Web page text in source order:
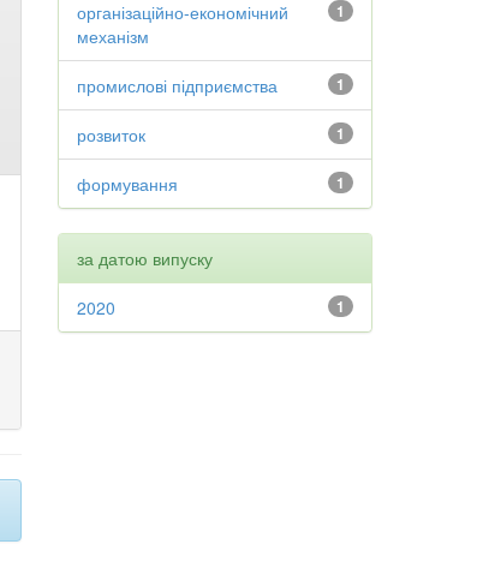
1
організаційно-економічний
механізм
1
промислові підприємства
1
розвиток
1
формування
за датою випуску
1
2020